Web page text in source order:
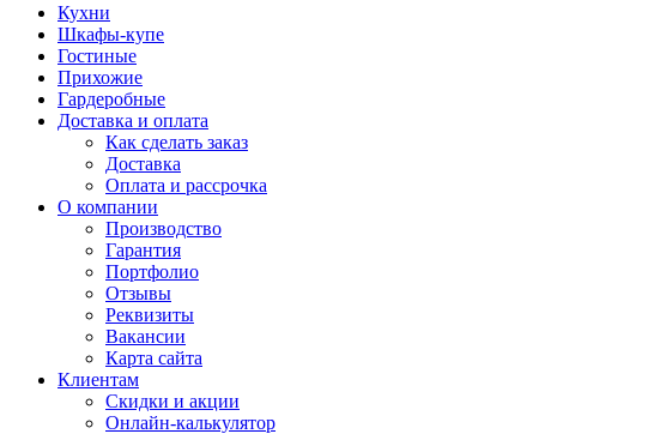
Кухни
Шкафы-купе
Гостиные
Прихожие
Гардеробные
Доставка и оплата
Как сделать заказ
Доставка
Оплата и рассрочка
О компании
Производство
Гарантия
Портфолио
Отзывы
Реквизиты
Вакансии
Карта сайта
Клиентам
Скидки и акции
Онлайн-калькулятор